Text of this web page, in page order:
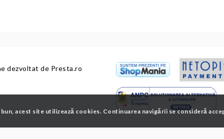
dezvoltat de Presta.ro
acest site utilizează cookies. Continuarea navigării se consideră